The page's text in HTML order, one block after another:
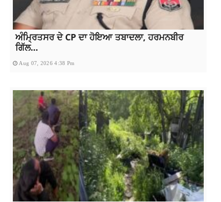
ਅੰਮ੍ਰਿਤਸਰ ਦੇ CP ਦਾ ਹੋਇਆ ਤਬਾਦਲਾ, ਹਰਮਨਬੀਰ
ਗਿੱਲ...
Aug 07, 2026 4:38 Pm